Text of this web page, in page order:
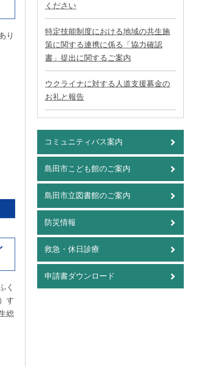
り
く
す
総
ください
特定技能制度における地域の共生施
策に関する連携に係る「協力確認
書」提出に関するご案内
ウクライナに対する人道支援募金の
お礼と報告
コミュニティバス案内
島田市こども館のご案内
島田市立図書館のご案内
防災情報
救急・休日診療
申請書ダウンロード